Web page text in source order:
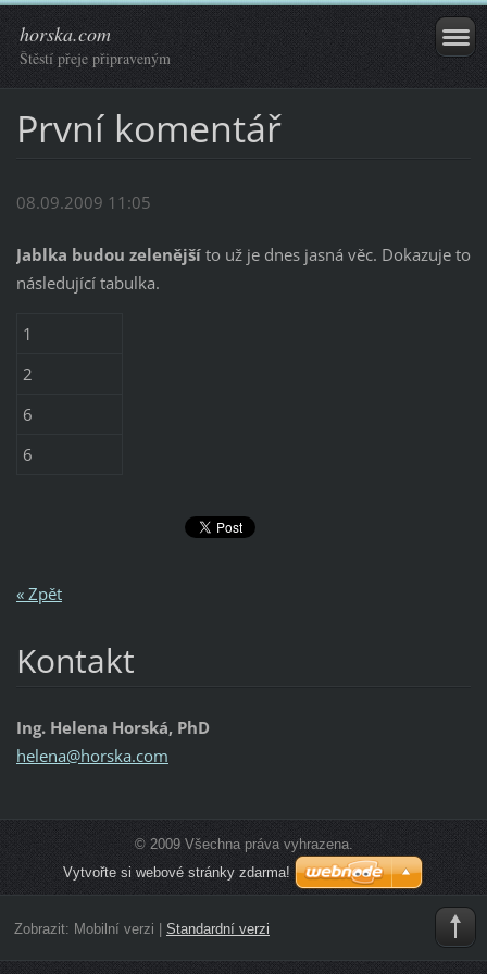
horska.com
Štěstí přeje připraveným
První komentář
08.09.2009 11:05
Jablka budou zelenější to už je dnes jasná věc. Dokazuje to
následující tabulka.
1
2
6
6
« Zpět
Kontakt
Ing. Helena Horská, PhD
helena@horska.com
© 2009 Všechna práva vyhrazena.
Vytvořte si webové stránky zdarma!
Zobrazit: Mobilní verzi Standardní verzi